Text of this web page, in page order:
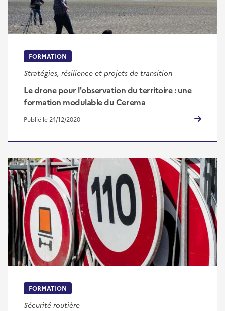
FORMATION
Stratégies, résilience et projets de transition
Le drone pour l'observation du territoire : une
formation modulable du Cerema
Publié le 24/12/2020
FORMATION
Sécurité routière